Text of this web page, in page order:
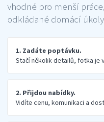
vhodné pro menší
odkládané domácí
1. Zadáte poptávku.
Stačí několik detailů, fotka je
2. Přijdou nabídky.
Vidíte cenu, komunikaci a